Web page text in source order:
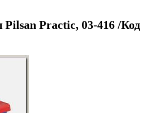
Pilsan Practic, 03-416 /Код